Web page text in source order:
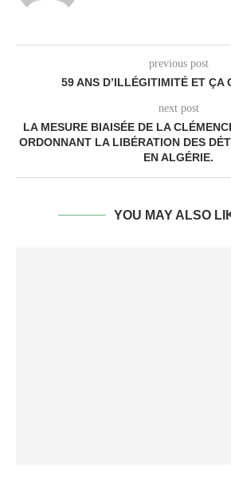
previous post
59 ANS D’ILLÉGITIMITÉ ET ÇA
next post
LA MESURE BIAISÉE DE LA
ORDONNANT LA LIBÉRATION DES
EN ALGÉRIE.
YOU MAY ALSO